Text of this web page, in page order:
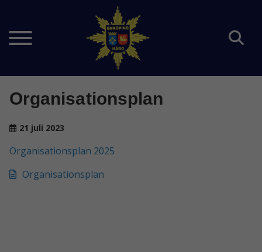
Organisationsplan
21 juli 2023
Organisationsplan 2025
Organisationsplan